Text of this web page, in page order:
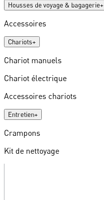
Housses de voyage & bagagerie+
Accessoires
Chariots+
Chariot manuels
Chariot électrique
Accessoires chariots
Entretien+
Crampons
Kit de nettoyage